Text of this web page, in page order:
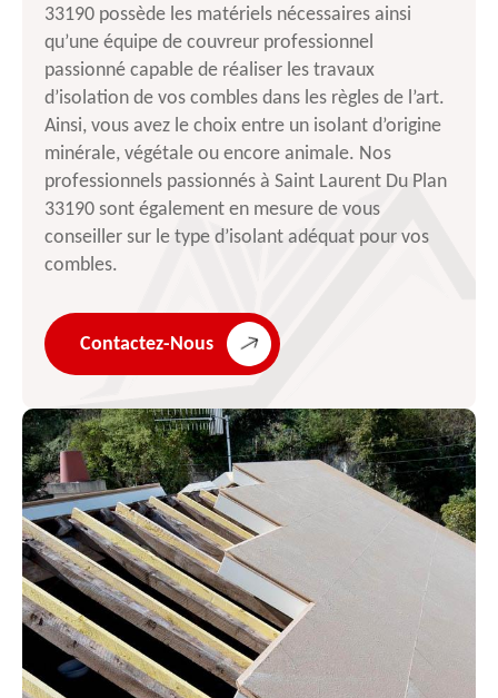
33190 possède les matériels nécessaires ainsi
qu’une équipe de couvreur professionnel
passionné capable de réaliser les travaux
d’isolation de vos combles dans les règles de l’art.
Ainsi, vous avez le choix entre un isolant d’origine
minérale, végétale ou encore animale. Nos
professionnels passionnés à Saint Laurent Du Plan
33190 sont également en mesure de vous
conseiller sur le type d’isolant adéquat pour vos
combles.
Contactez-Nous